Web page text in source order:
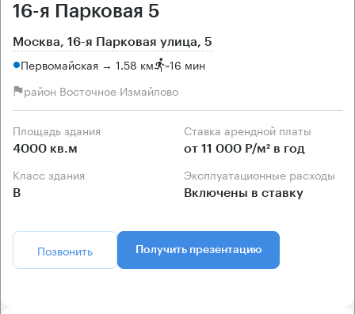
16-я Парковая 5
Москва, 16-я Парковая улица, 5
Первомайская → 1.58 км ~16 мин
район Восточное Измайлово
Площадь здания
4000 кв.м
Ставка арендной платы
от 11 000 Р/м² в год
Класс здания
B
Эксплуатационные расходы
Включены в ставку
Позвонить Получить презентацию